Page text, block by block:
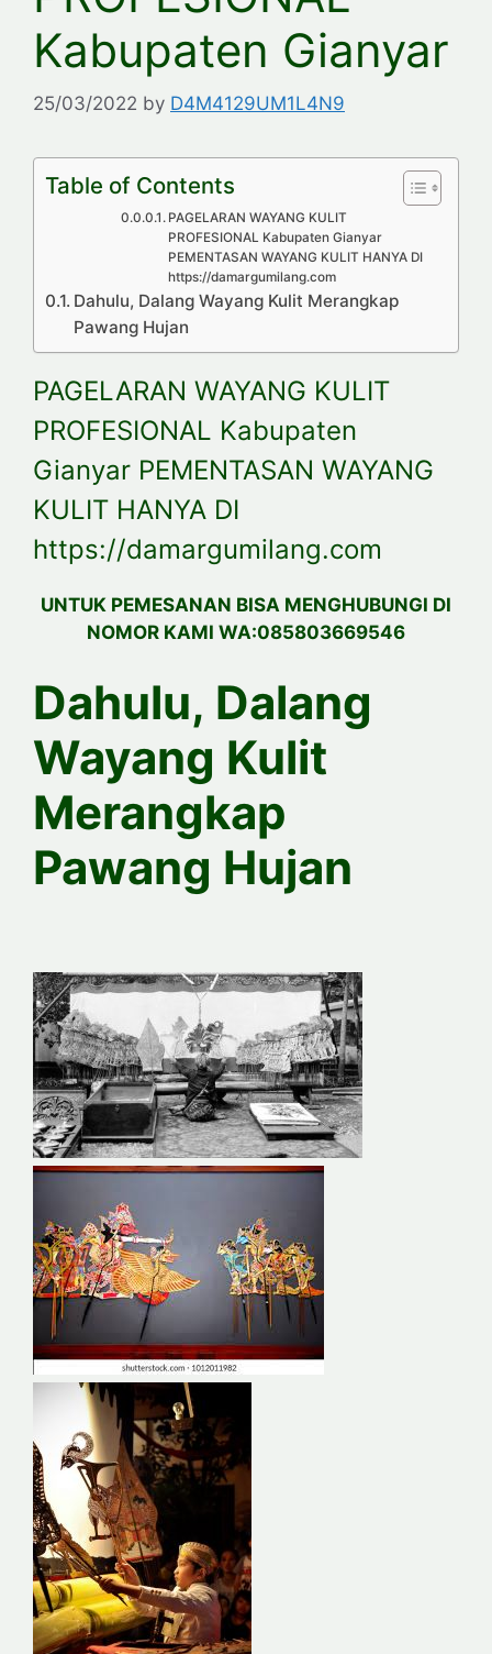
Kabupaten Gianyar
25/03/2022 by D4M4129UM1L4N9
Table of Contents
PAGELARAN WAYANG KULIT
PROFESIONAL Kabupaten Gianyar
PEMENTASAN WAYANG KULIT HANYA DI
https://damargumilang.com
Dahulu, Dalang Wayang Kulit Merangkap
Pawang Hujan
PAGELARAN WAYANG KULIT
PROFESIONAL Kabupaten
Gianyar PEMENTASAN WAYANG
KULIT HANYA DI
https://damargumilang.com
UNTUK PEMESANAN BISA MENGHUBUNGI DI
NOMOR KAMI WA:085803669546
Dahulu, Dalang
Wayang Kulit
Merangkap
Pawang Hujan